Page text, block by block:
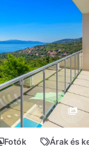
Fotók Árak és